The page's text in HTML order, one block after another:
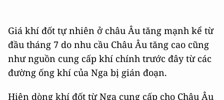
Giá khí đốt tự nhiên ở châu Âu tăng mạnh kể từ
đầu tháng 7 do nhu cầu Châu Âu tăng cao cũng
như nguồn cung cấp khí chính trước đây từ các
đường ống khí của Nga bị gián đoạn.
Hiện dòng khí đốt từ Nga cung cấp cho Châu Âu